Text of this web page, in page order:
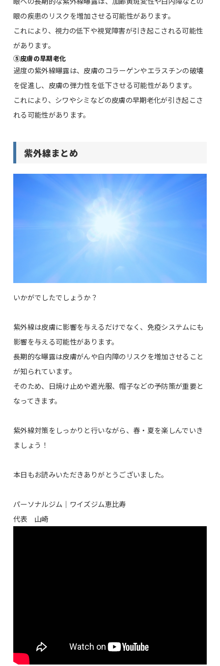
眼の疾患のリスクを増加させる可能性があります。
これにより、視力の低下や視覚障害が引き起こされる可能性
があります。
⑤皮膚の早期老化
過度の紫外線曝露は、皮膚のコラーゲンやエラスチンの破壊
を促進し、皮膚の弾力性を低下させる可能性があります。
これにより、シワやシミなどの皮膚の早期老化が引き起こさ
れる可能性があります。
紫外線まとめ
いかがでしたでしょうか？
紫外線は皮膚に影響を与えるだけでなく、免疫システムにも
影響を与える可能性があります。
長期的な曝露は皮膚がんや白内障のリスクを増加させること
が知られています。
そのため、日焼け止めや遮光服、帽子などの予防策が重要と
なってきます。
紫外線対策をしっかりと行いながら、春・夏を楽しんでいき
ましょう！
本日もお読みいただきありがとうございました。
パーソナルジム｜ワイズジム恵比寿
代表 山崎